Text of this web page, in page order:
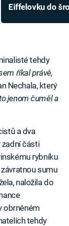
Eiffelovku do
tehdy
říkal právě,
Nechala, který
jenom čuměl a
a dva
zadní části
rybníku
sumu
naložila do
obrněném
tehdy